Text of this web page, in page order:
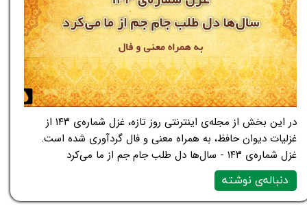
در این بخش از مجله‌ی اینترنتی روز تازه، غزل شماره‌ی ۱۴۳ از
غزلیات دیوان حافظ، به همراه معنی و فال گردآوری شده است.
غزل شماره‌ی ۱۴۳ - سال‌ها دل طلب جام جم از ما می‌کرد
دنباله‌ی نوشته